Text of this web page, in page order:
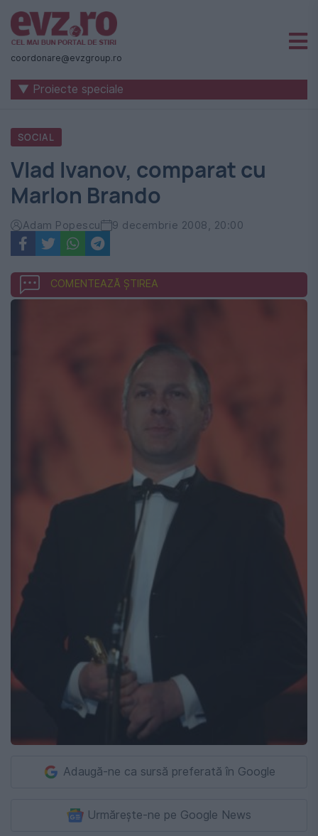
Știri
naționale
internaționale
România
-
Evenimentul
Zilei
coordonare@evzgroup.ro
▼ Proiecte speciale
SOCIAL
Vlad Ivanov, comparat cu
Marlon Brando
Adam Popescu 9 decembrie 2008, 20:00
COMENTEAZĂ ȘTIREA
Adaugă-ne ca sursă preferată în Google
Urmărește-ne pe Google News